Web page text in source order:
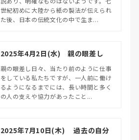
世紀初めに大陸から紙の製法が伝えられ
た後、日本の伝統文化の中で生ま...
2025年4月2日(水) 親の眼差し
親の眼差し日々、当たり前のように仕事
をしている私たちですが、一人前に働け
るようになるまでには、長い時間と多く
の人の支えや協力があったこと...
2025年7月10日(木) 過去の自分